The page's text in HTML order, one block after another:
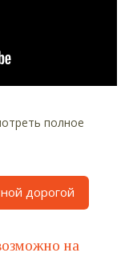
полное
дорогой
на